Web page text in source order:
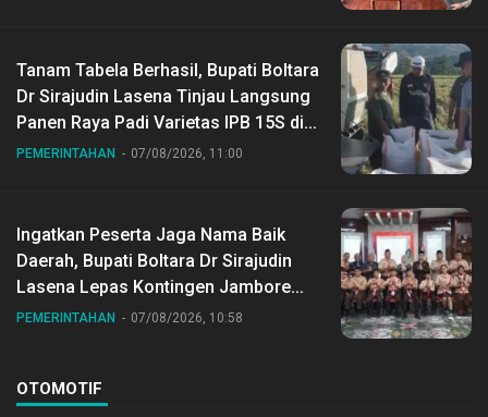
Tanam Tabela Berhasil, Bupati Boltara
Dr Sirajudin Lasena Tinjau Langsung
Panen Raya Padi Varietas IPB 15S di
Desa Gihang
PEMERINTAHAN 07/08/2026, 11:00
Ingatkan Peserta Jaga Nama Baik
Daerah, Bupati Boltara Dr Sirajudin
Lasena Lepas Kontingen Jambore
Nasional ke XII di Buperta Cibubur
PEMERINTAHAN 07/08/2026, 10:58
OTOMOTIF